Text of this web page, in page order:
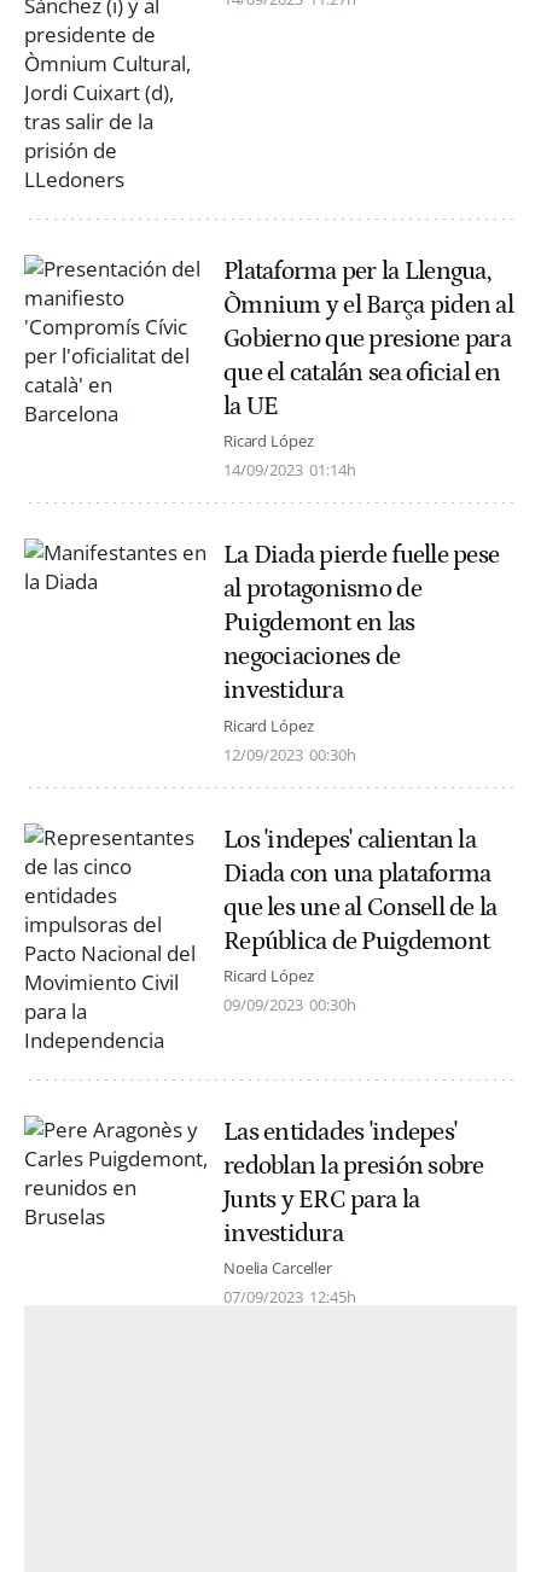
Plataforma per la Llengua,
Òmnium y el Barça piden al
Gobierno que presione para
que el catalán sea oficial en
la UE
Ricard López
14/09/2023 01:14h
La Diada pierde fuelle pese
al protagonismo de
Puigdemont en las
negociaciones de
investidura
Ricard López
12/09/2023 00:30h
Los 'indepes' calientan la
Diada con una plataforma
que les une al Consell de la
República de Puigdemont
Ricard López
09/09/2023 00:30h
Las entidades 'indepes'
redoblan la presión sobre
Junts y ERC para la
investidura
Noelia Carceller
07/09/2023 12:45h